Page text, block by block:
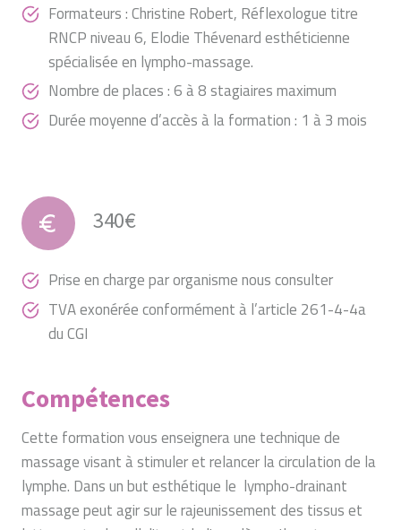
Formateurs : Christine Robert, Réflexologue titre
RNCP niveau 6, Elodie Thévenard esthéticienne
spécialisée en lympho-massage.
Nombre de places : 6 à 8 stagiaires maximum
Durée moyenne d’accès à la formation : 1 à 3 mois
340€
Prise en charge par organisme nous consulter
TVA exonérée conformément à l’article 261-4-4a
du CGI
Compétences
Cette formation vous enseignera une technique de
massage visant à stimuler et relancer la circulation de la
lymphe. Dans un but esthétique le lympho-drainant
massage peut agir sur le rajeunissement des tissus et